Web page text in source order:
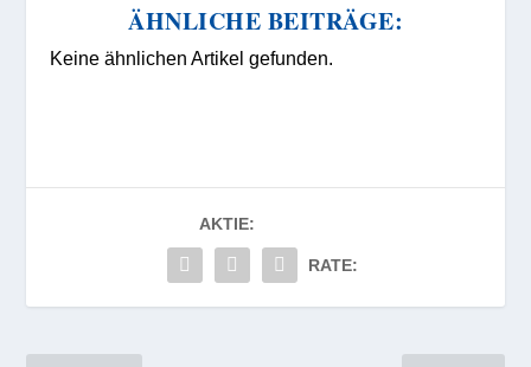
ÄHNLICHE BEITRÄGE:
Keine ähnlichen Artikel gefunden.
AKTIE:
RATE: